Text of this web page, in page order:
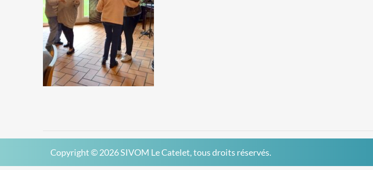
Copyright © 2026SIVOM Le Catelet, tous droits réservés.